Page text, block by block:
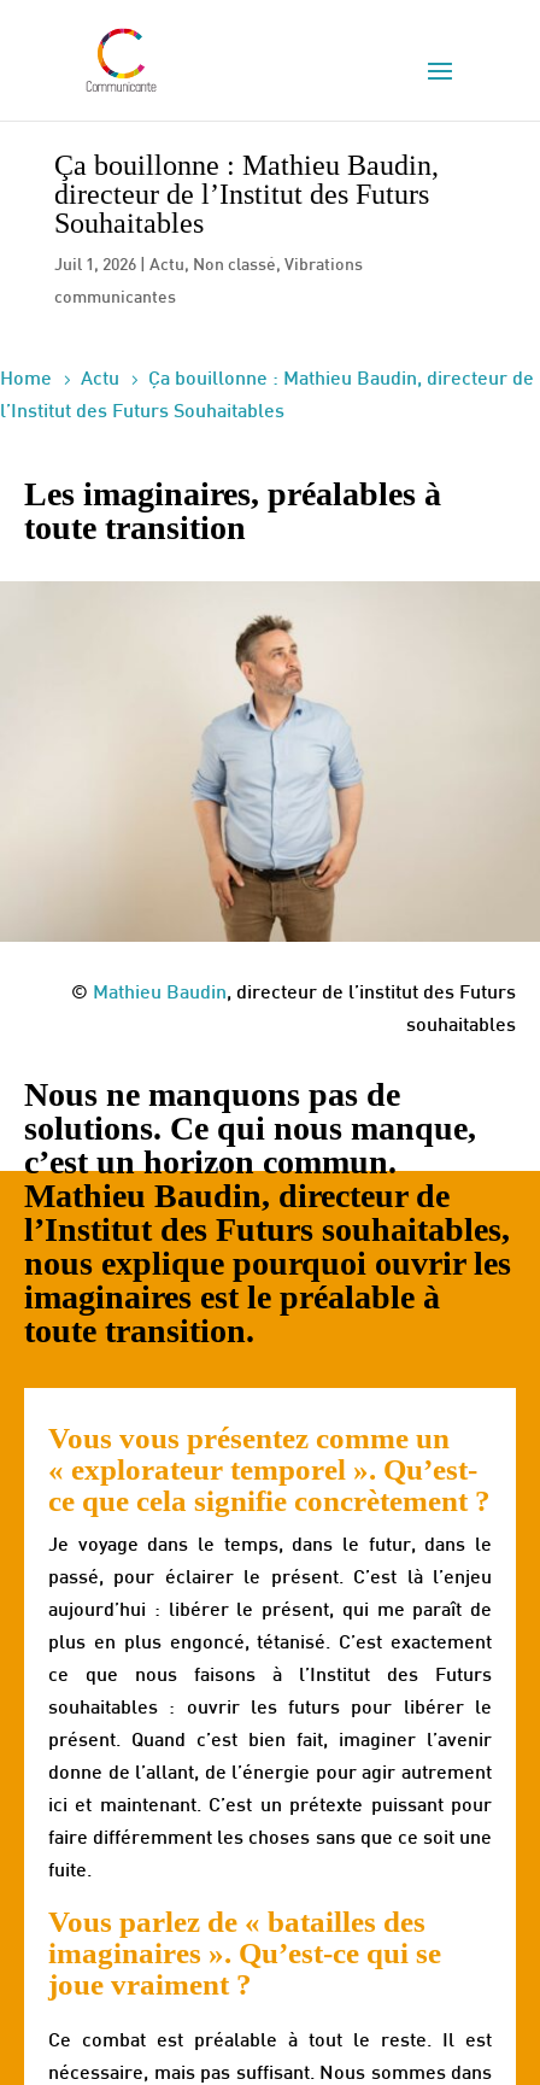
Ça bouillonne : Mathieu Baudin,
directeur de l’Institut des Futurs
Souhaitables
Juil 1, 2026| Actu, Non classé, Vibrations
communicantes
Home 5 Actu 5
Ça bouillonne : Mathieu Baudin, directeur de
l’Institut des Futurs Souhaitables
Les imaginaires, préalables à
toute transition
© Mathieu Baudin, directeur de l’institut des Futurs
souhaitables
Nous ne manquons pas de
solutions. Ce qui nous manque,
c’est un horizon commun.
Mathieu Baudin, directeur de
l’Institut des Futurs souhaitables,
nous explique pourquoi ouvrir les
imaginaires est le préalable à
toute transition.
Vous vous présentez comme un
« explorateur temporel ». Qu’est-
ce que cela signifie concrètement ?
Je voyage dans le temps, dans le futur, dans le
passé, pour éclairer le présent. C’est là l’enjeu
aujourd’hui : libérer le présent, qui me paraît de
plus en plus engoncé, tétanisé. C’est exactement
ce que nous faisons à l’Institut des Futurs
souhaitables : ouvrir les futurs pour libérer le
présent. Quand c’est bien fait, imaginer l’avenir
donne de l’allant, de l’énergie pour agir autrement
ici et maintenant. C’est un prétexte puissant pour
faire différemment les choses sans que ce soit une
fuite.
Vous parlez de « batailles des
imaginaires ». Qu’est-ce qui se
joue vraiment ?
Ce combat est préalable à tout le reste. Il est
nécessaire, mais pas suffisant. Nous sommes dans